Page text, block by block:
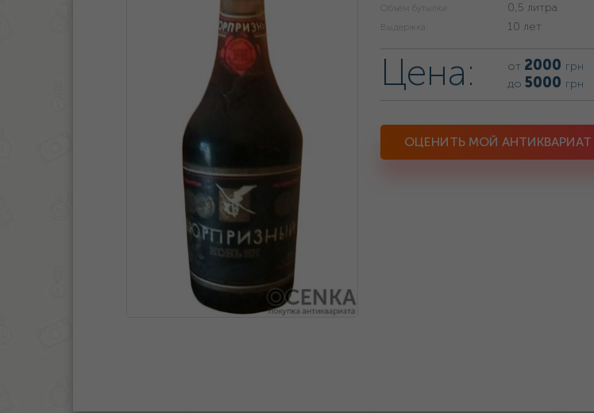
Объем бутылки: 0,5 литра
Выдержка: 10 лет
Цена: от 2000 грн
до5000 грн
ОЦЕНИТЬ МОЙ АНТИКВАРИАТ